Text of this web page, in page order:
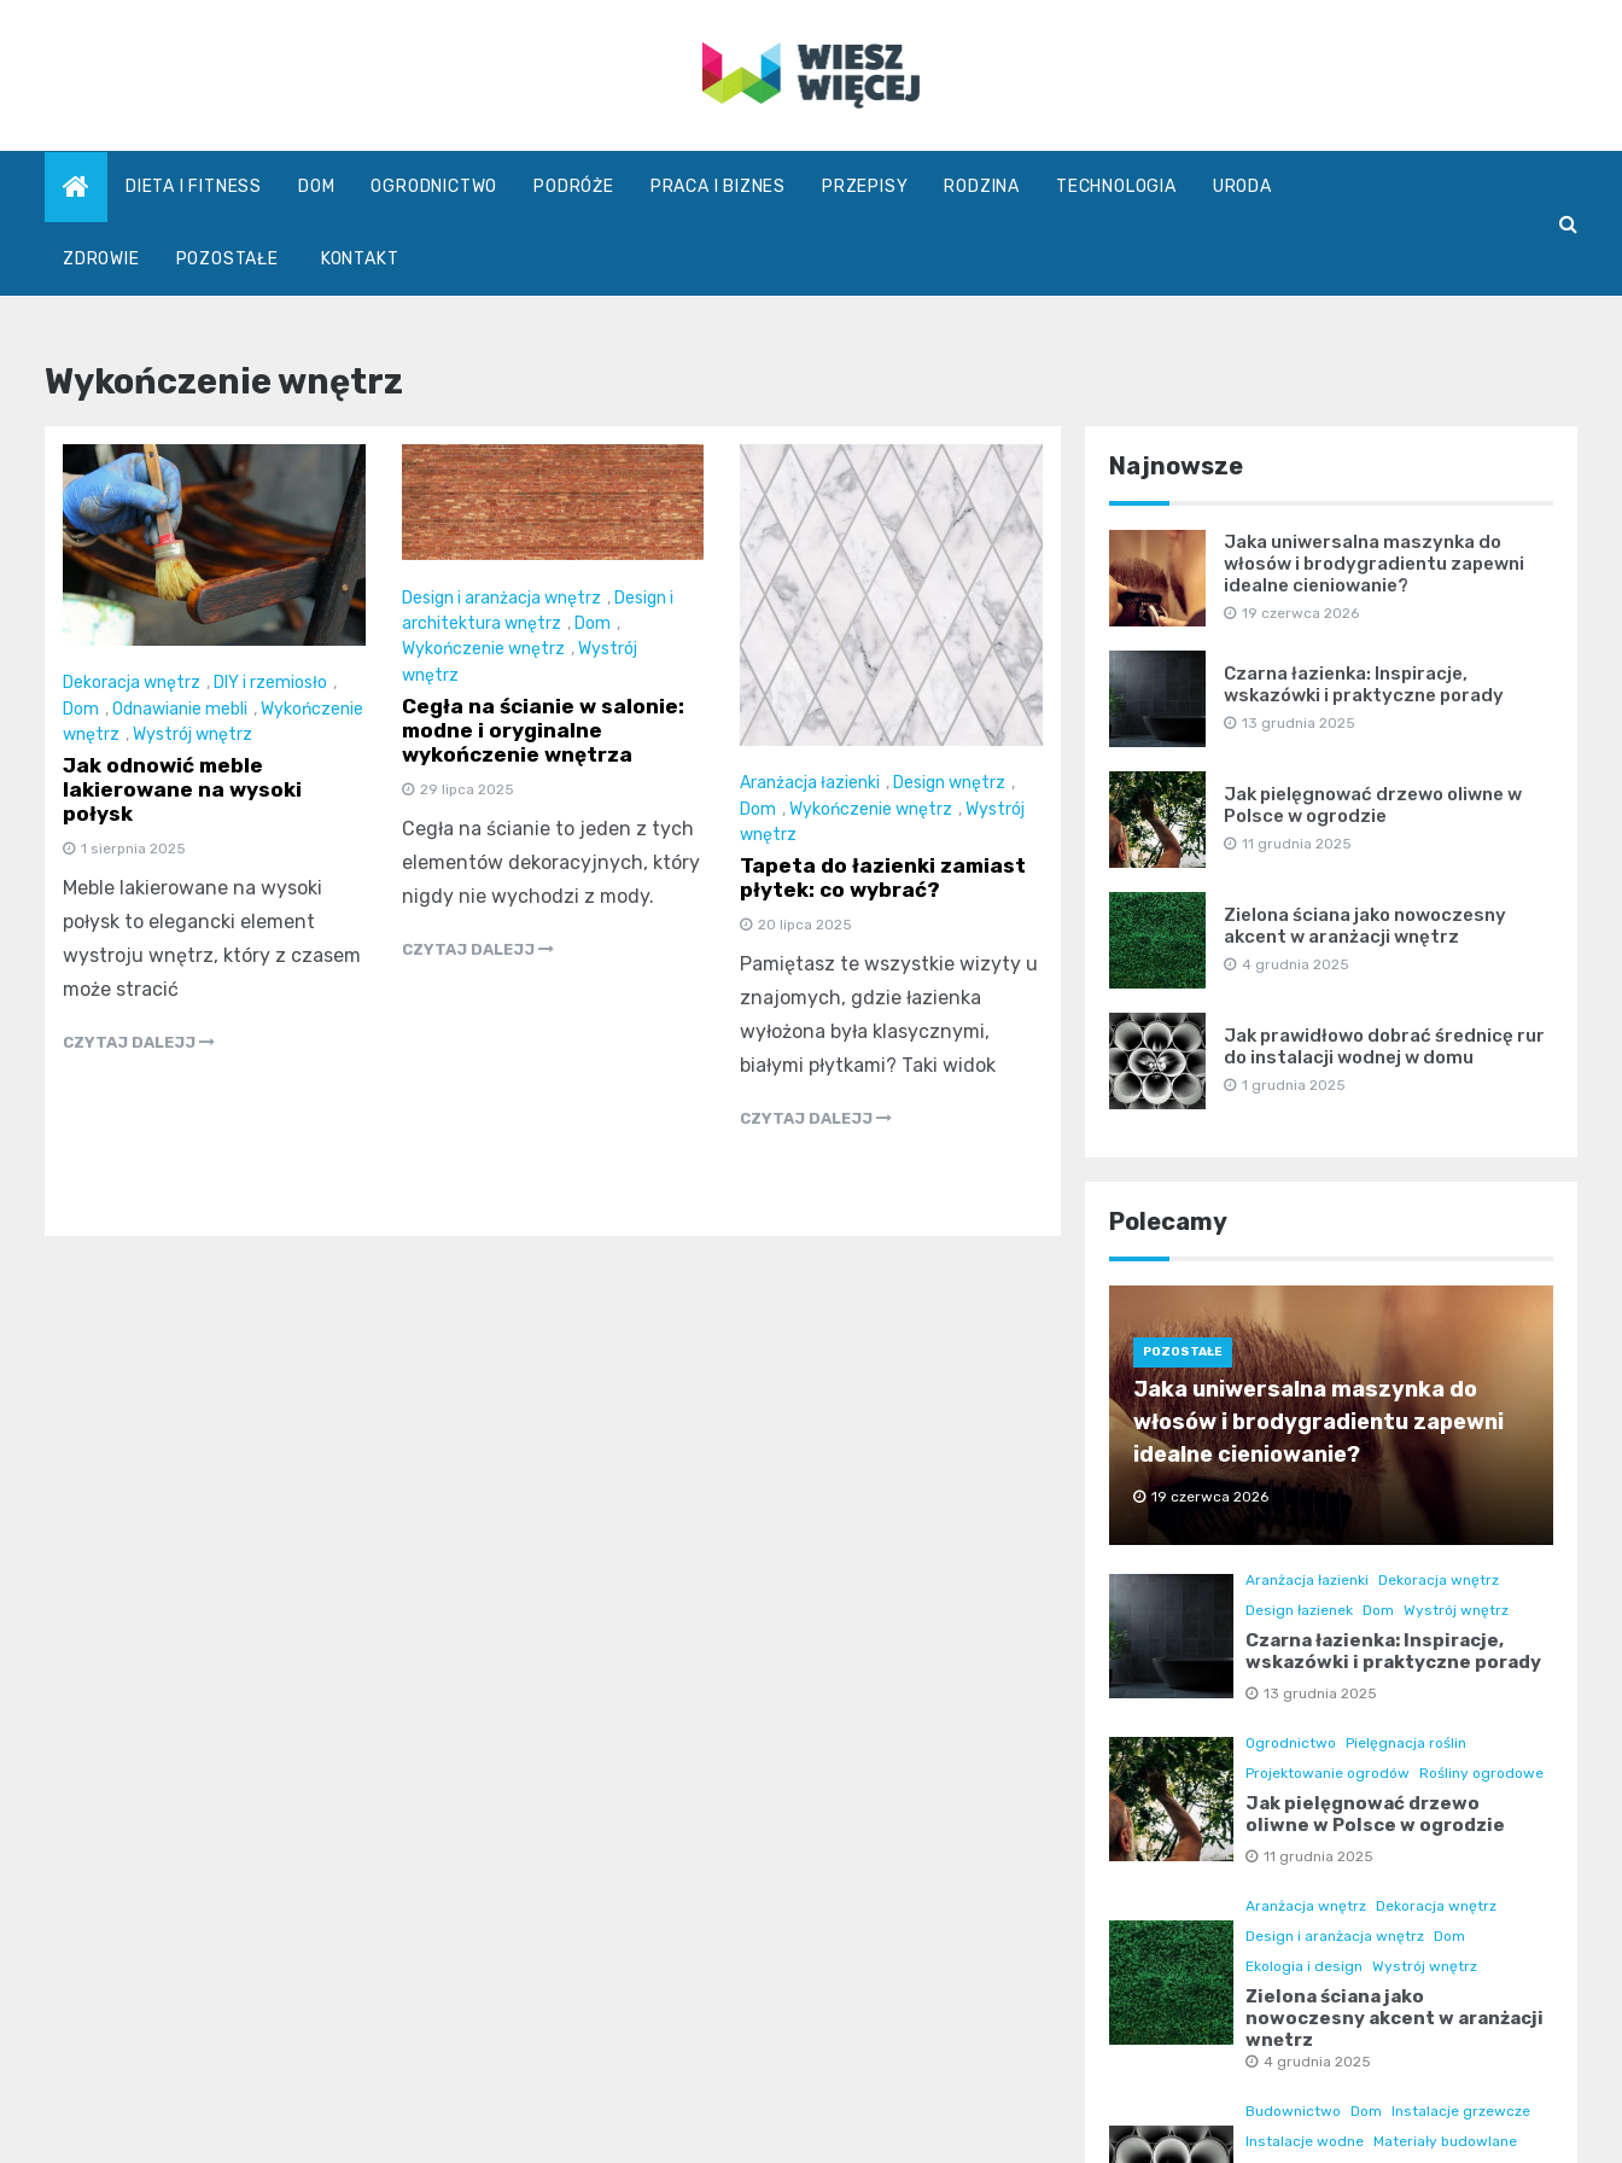
wieszwiecej.pl
DIETA I FITNESS DOM OGRODNICTWO PODRÓŻE PRACA I BIZNES PRZEPISY RODZINA TECHNOLOGIA URODA
ZDROWIE POZOSTAŁE KONTAKT
Wykończenie wnętrz
Dekoracja wnętrz , DIY i rzemiosło ,
Dom ,Odnawianie mebli ,Wykończenie
wnętrz ,Wystrój wnętrz
Jak odnowić meble
lakierowane na wysoki
połysk
1 sierpnia 2025
Meble lakierowane na wysoki
połysk to elegancki element
wystroju wnętrz, który z czasem
może stracić
CZYTAJ DALEJJ
Design i aranżacja wnętrz , Design i
architektura wnętrz , Dom ,
Wykończenie wnętrz ,Wystrój
wnętrz
Cegła na ścianie w salonie:
modne i oryginalne
wykończenie wnętrza
29 lipca 2025
Cegła na ścianie to jeden z tych
elementów dekoracyjnych, który
nigdy nie wychodzi z mody.
CZYTAJ DALEJJ
Aranżacja łazienki ,Design wnętrz ,
Dom ,Wykończenie wnętrz ,Wystrój
wnętrz
Tapeta do łazienki zamiast
płytek: co wybrać?
20 lipca 2025
Pamiętasz te wszystkie wizyty u
znajomych, gdzie łazienka
wyłożona była klasycznymi,
białymi płytkami? Taki widok
CZYTAJ DALEJJ
Najnowsze
Jaka uniwersalna maszynka do
włosów i brodygradientu zapewni
idealne cieniowanie?
19 czerwca 2026
Czarna łazienka: Inspiracje,
wskazówki i praktyczne porady
13 grudnia 2025
Jak pielęgnować drzewo oliwne w
Polsce w ogrodzie
11 grudnia 2025
Zielona ściana jako nowoczesny
akcent w aranżacji wnętrz
4 grudnia 2025
Jak prawidłowo dobrać średnicę rur
do instalacji wodnej w domu
1 grudnia 2025
Polecamy
POZOSTAŁE
Jaka uniwersalna maszynka do
włosów i brodygradientu zapewni
idealne cieniowanie?
19 czerwca 2026
Aranżacja łazienki
Dekoracja wnętrz
Design łazienek Dom Wystrój wnętrz
Czarna łazienka: Inspiracje,
wskazówki i praktyczne porady
13 grudnia 2025
Ogrodnictwo
Pielęgnacja roślin
Projektowanie ogrodów
Rośliny ogrodowe
Jak pielęgnować drzewo
oliwne w Polsce w ogrodzie
11 grudnia 2025
Aranżacja wnętrz Dekoracja wnętrz
Design i aranżacja wnętrz Dom
Ekologia i design
Wystrój wnętrz
Zielona ściana jako
nowoczesny akcent w aranżacji
wnętrz
4 grudnia 2025
Budownictwo Dom
Instalacje grzewcze
Instalacje wodne Materiały budowlane